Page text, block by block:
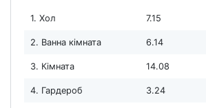
1. Хол 7.15
2. Ванна кімната 6.14
3. Кімната 14.08
4. Гардероб 3.24